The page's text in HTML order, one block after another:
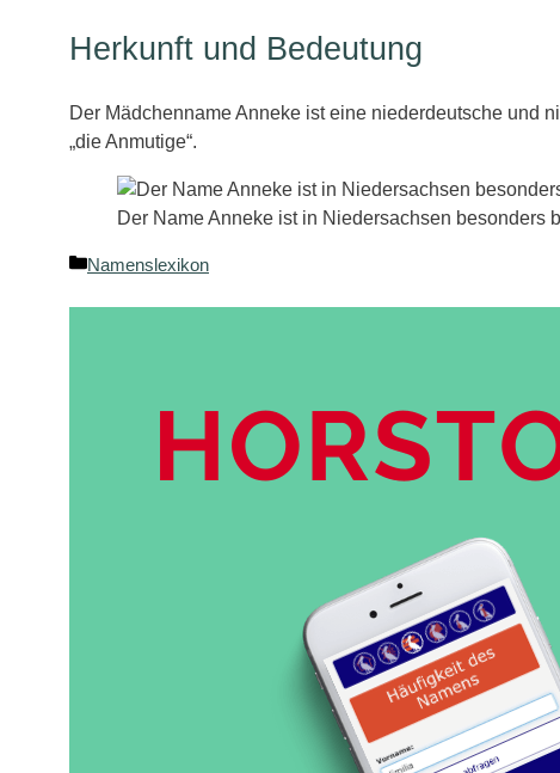
Herkunft und Bedeutung
Der Mädchenname Anneke ist eine niederdeutsche und
„die Anmutige“.
Der Name Anneke ist in Niedersachsen besonders
Kategorien
Namenslexikon